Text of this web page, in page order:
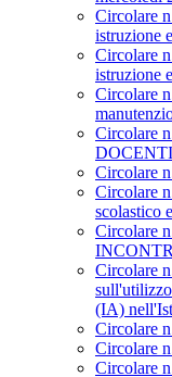
Circolare
istruzione
Circolare
istruzione
Circolare
Circolare
Circolare
Circolare
scolastico
Circolare
Circolare
(IA)
Circolare
Circolare
Circolare